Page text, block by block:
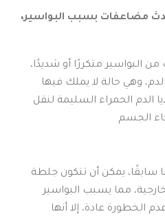
مضاعفات بسبب البواسير،
من البواسير متكررًا أو شديدًا،
وهي حالة لا يملك فيها
الدم الحمراء السليمة لنقل
الجسم
سابقًا، يمكن أن تتكون جلطة
مما يسبب البواسير
الخطورة عادة، إلا أنها